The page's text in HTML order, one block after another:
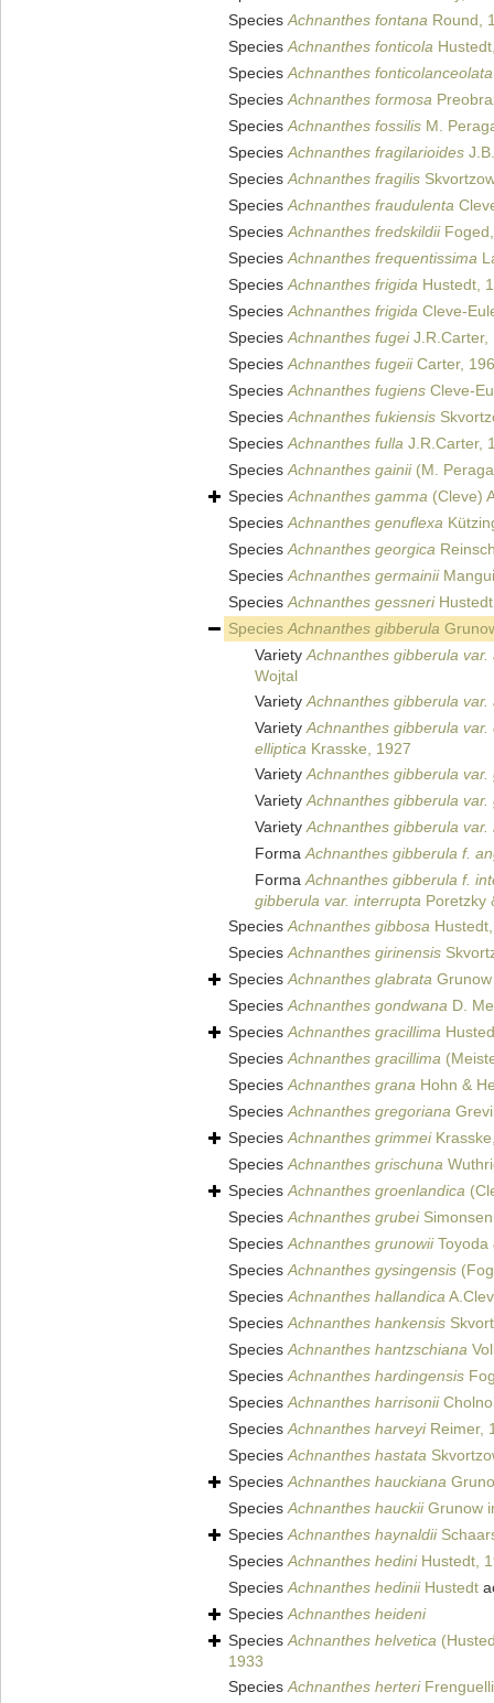
SpeciesAchnanthes fontana Round,
SpeciesAchnanthes fonticola
SpeciesAchnanthes fonticolanceolata
SpeciesAchnanthes formosa
SpeciesAchnanthes fossilis M.
SpeciesAchnanthes fragilarioides
SpeciesAchnanthes fragilis
SpeciesAchnanthes fraudulenta
SpeciesAchnanthes fredskildii
SpeciesAchnanthes frequentissima
SpeciesAchnanthes frigida Hustedt,
SpeciesAchnanthes frigida Cleve-
SpeciesAchnanthes fugeiJ.R.Carter,
SpeciesAchnanthes fugeiiCarter,
SpeciesAchnanthes fugiens Cleve-
SpeciesAchnanthes fukiensis
SpeciesAchnanthes fulla J.R.Carter,
SpeciesAchnanthes gainii(M.
SpeciesAchnanthes gamma (Cleve)
SpeciesAchnanthes genuflexa
SpeciesAchnanthes georgica
SpeciesAchnanthes germainii
SpeciesAchnanthes gessneri
SpeciesAchnanthes gibberula
VarietyAchnanthes gibberula var.
Wojtal
VarietyAchnanthes gibberula var.
VarietyAchnanthes gibberula var.
elliptica Krasske, 1927
VarietyAchnanthes gibberula var.
VarietyAchnanthes gibberula var.
VarietyAchnanthes gibberula var.
FormaAchnanthes gibberula f.
FormaAchnanthes gibberula f.
gibberula var. interrupta Poretzky
SpeciesAchnanthes gibbosa
SpeciesAchnanthes girinensis
SpeciesAchnanthes glabrata Grunow
SpeciesAchnanthes gondwana D.
SpeciesAchnanthes gracillima
SpeciesAchnanthes gracillima
SpeciesAchnanthes grana Hohn &
SpeciesAchnanthes gregoriana
SpeciesAchnanthes grimmei
SpeciesAchnanthes grischuna
SpeciesAchnanthes groenlandica
SpeciesAchnanthes grubei
SpeciesAchnanthes grunowiiToyoda
SpeciesAchnanthes gysingensis
SpeciesAchnanthes hallandica
SpeciesAchnanthes hankensis
SpeciesAchnanthes hantzschiana
SpeciesAchnanthes hardingensis
SpeciesAchnanthes harrisonii
SpeciesAchnanthes harveyiReimer,
SpeciesAchnanthes hastata
SpeciesAchnanthes hauckiana
SpeciesAchnanthes hauckiiGrunow
SpeciesAchnanthes haynaldii
SpeciesAchnanthes hediniHustedt,
SpeciesAchnanthes hediniiHustedt
SpeciesAchnanthes heideni
SpeciesAchnanthes helvetica
1933
SpeciesAchnanthes herteri